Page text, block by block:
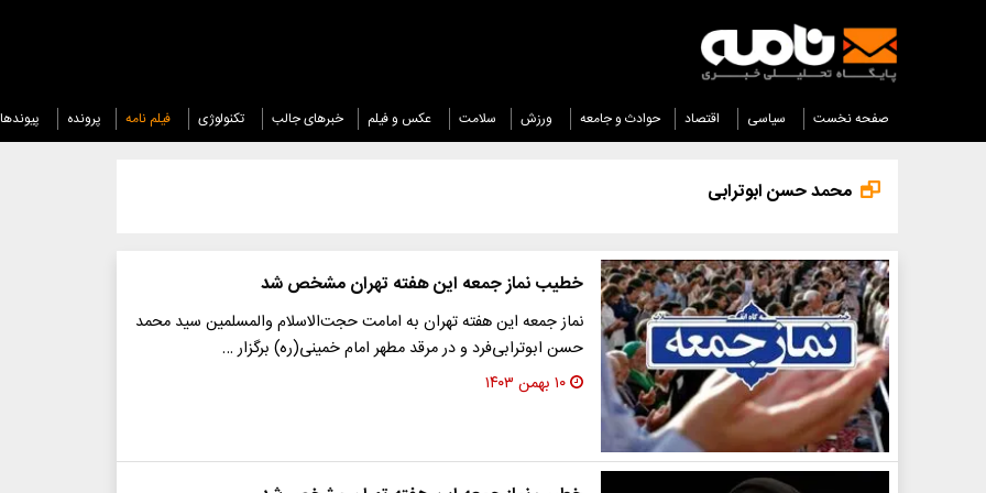
صفحه نخست سیاسی اقتصاد حوادث و جامعه ورزش سلامت عکس و فیلم خبرهای جالب تکنولوژی فیلم نامه پرونده پیوندها
محمد حسن ابوترابی
خطیب نماز جمعه این هفته تهران مشخص شد
نماز جمعه این هفته تهران به امامت حجت‌الاسلام والمسلمین سید محمد
حسن ابوترابی‌فرد و در مرقد مطهر امام خمینی(ره) برگزار …
۱۰ بهمن ۱۴۰۳